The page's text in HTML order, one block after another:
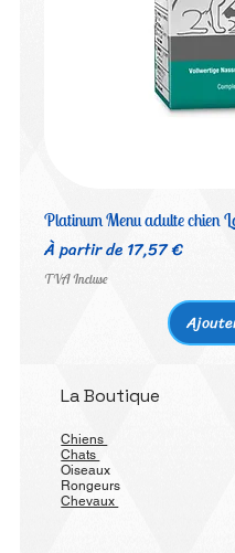
Platinum Menu adulte chien
À partir de17,57 €
Prix promotionnel
TVA Incluse
La Boutique
Chiens
Chats
Oiseaux
Rongeurs
Chevaux